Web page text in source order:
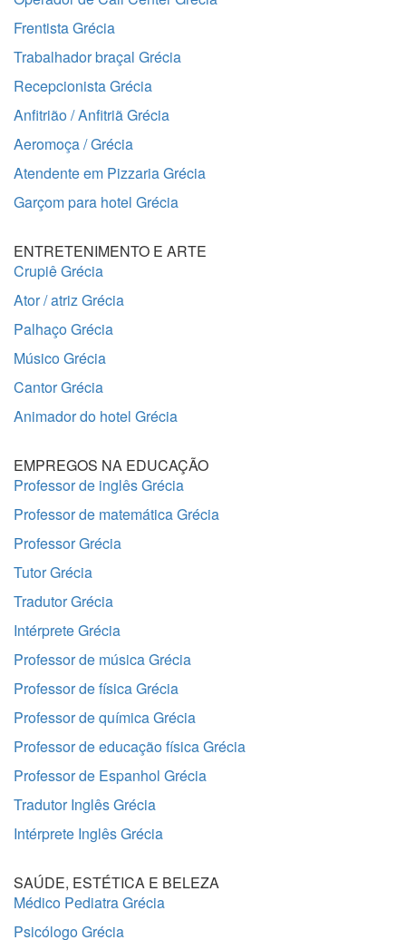
Frentista Grécia
Trabalhador braçal Grécia
Recepcionista Grécia
Anfitrião / Anfitriã Grécia
Aeromoça / Grécia
Atendente em Pizzaria Grécia
Garçom para hotel Grécia
ENTRETENIMENTO E ARTE
Crupiê Grécia
Ator / atriz Grécia
Palhaço Grécia
Músico Grécia
Cantor Grécia
Animador do hotel Grécia
EMPREGOS NA EDUCAÇÃO
Professor de inglês Grécia
Professor de matemática Grécia
Professor Grécia
Tutor Grécia
Tradutor Grécia
Intérprete Grécia
Professor de música Grécia
Professor de física Grécia
Professor de química Grécia
Professor de educação física Grécia
Professor de Espanhol Grécia
Tradutor Inglês Grécia
Intérprete Inglês Grécia
SAÚDE, ESTÉTICA E BELEZA
Médico Pediatra Grécia
Psicólogo Grécia